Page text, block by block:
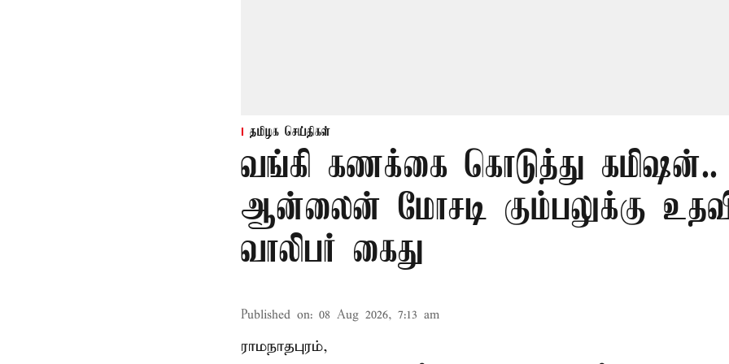
தமிழக செய்திகள்
வங்கி கணக்கை கொடுத்து கமிஷன்..
ஆன்லைன் மோசடி கும்பலுக்கு
வாலிபர் கைது
Published on: 08 Aug 2026, 7:13 am
ராமநாதபுரம்,